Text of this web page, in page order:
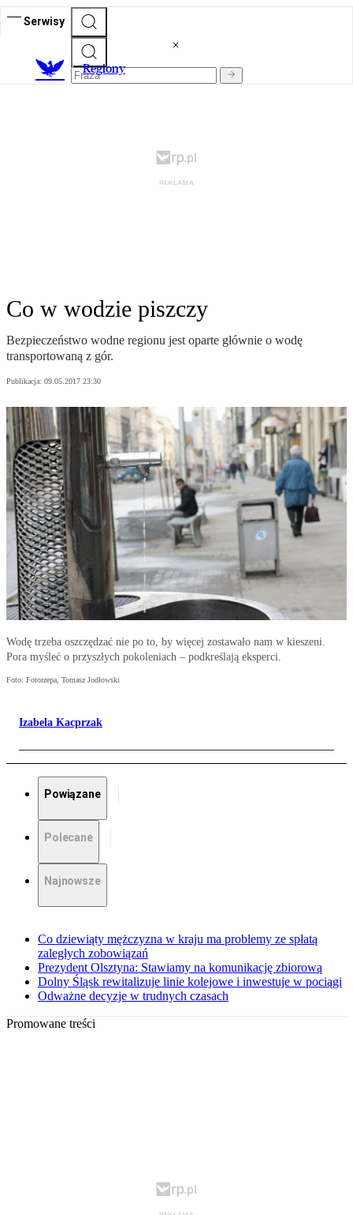
Serwisy
Regiony
Co w wodzie piszczy
Bezpieczeństwo wodne regionu jest oparte głównie o wodę
transportowaną z gór.
Publikacja: 09.05.2017 23:30
Wodę trzeba oszczędzać nie po to, by więcej zostawało nam w kieszeni.
Pora myśleć o przyszłych pokoleniach – podkreślają eksperci.
Foto: Fotorzepa, Tomasz Jodłowski
Izabela Kacprzak
Powiązane
Polecane
Najnowsze
Co dziewiąty mężczyzna w kraju ma problemy ze spłatą
zaległych zobowiązań
Prezydent Olsztyna: Stawiamy na komunikację zbiorową
Dolny Śląsk rewitalizuje linie kolejowe i inwestuje w pociągi
Odważne decyzje w trudnych czasach
Promowane treści